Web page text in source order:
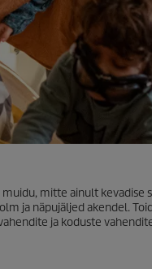
mitte ainult kevadise
ja näpujäljed akendel.
ja koduste